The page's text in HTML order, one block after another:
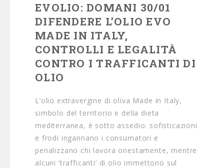
EVOLIO: DOMANI 30/01
DIFENDERE L’OLIO EVO
MADE IN ITALY,
CONTROLLI E LEGALITÀ
CONTRO I TRAFFICANTI DI
OLIO
L’olio extravergine di oliva Made in Italy,
simbolo del territorio e della dieta
mediterranea, è sotto assedio: sofisticazioni
e frodi ingannano i consumatori e
penalizzano chi lavora onestamente, mentre
alcuni ‘trafficanti’ di olio immettono sul